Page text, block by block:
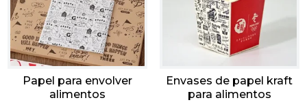
Papel para envolver
alimentos
Envases de papel kraft
para alimentos